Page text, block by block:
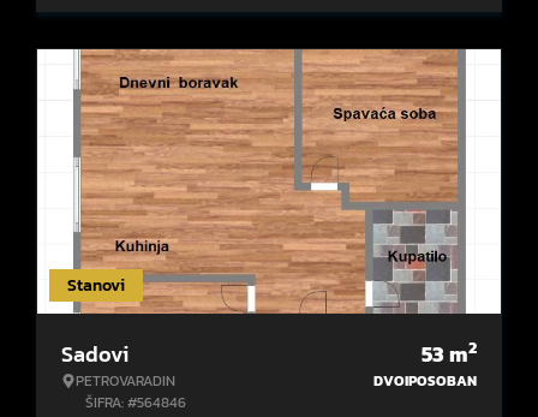
Stanovi
Sadovi
PETROVARADIN
ŠIFRA: #564846
53m2
DVOIPOSOBAN